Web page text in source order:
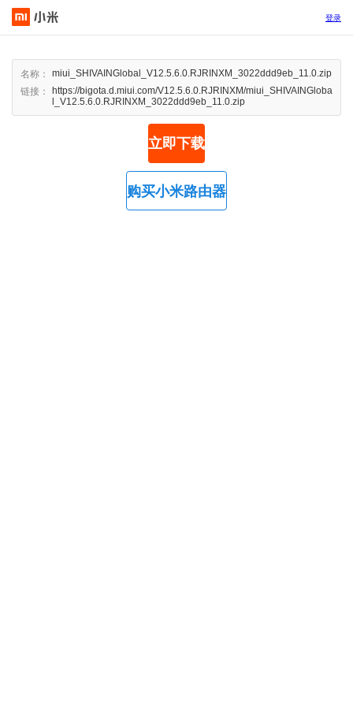
登录
名称：
miui_SHIVAINGlobal_V12.5.6.0.RJRINXM_3022ddd9eb_11.0.zip
链接：
https://bigota.d.miui.com/V12.5.6.0.RJRINXM/miui_SHIVAINGloba
l_V12.5.6.0.RJRINXM_3022ddd9eb_11.0.zip
立即下载
购买小米路由器